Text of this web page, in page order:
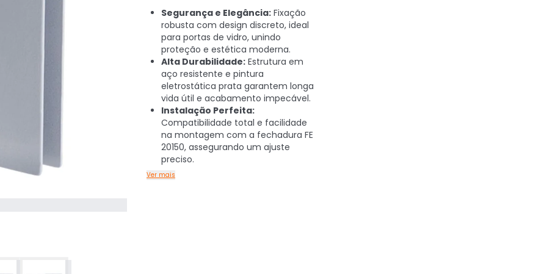
Segurança e Elegância: Fixação
robusta com design discreto, ideal
para portas de vidro, unindo
proteção e estética moderna.
Alta Durabilidade: Estrutura em
aço resistente e pintura
eletrostática prata garantem longa
vida útil e acabamento impecável.
Instalação Perfeita:
Compatibilidade total e facilidade
na montagem com a fechadura FE
20150, assegurando um ajuste
preciso.
Ver mais